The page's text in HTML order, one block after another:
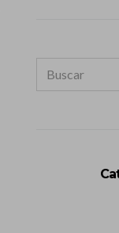
FOR: